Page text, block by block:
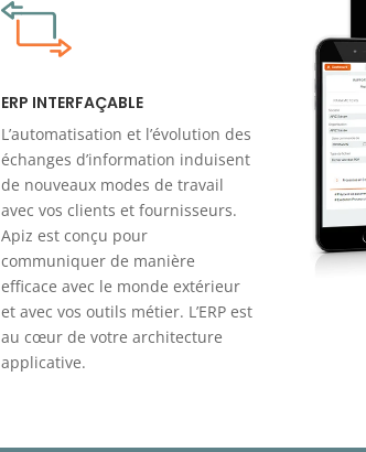
ERP INTERFAÇABLE
L’automatisation et l’évolution des
échanges d’information induisent
de nouveaux modes de travail
avec vos clients et fournisseurs.
Apiz est conçu pour
communiquer de manière
efficace avec le monde extérieur
et avec vos outils métier. L’ERP est
au cœur de votre architecture
applicative.